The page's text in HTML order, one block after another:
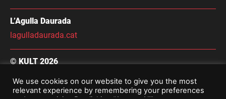
L’Agulla Daurada
lagulladaurada.cat
© KULT 2026
Condicions Generals de Contractació
Avís Legal i Política De Privacitat
We use cookies on our website to give you the most
relevant experience by remembering your preferences